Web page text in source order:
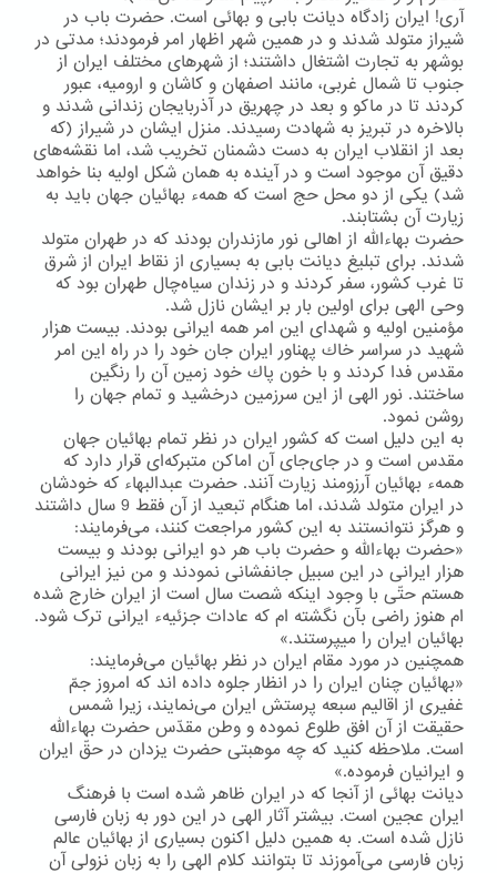
آری! ایران زادگاه دیانت بابی و بهائی است. حضرت باب در
شیراز متولد شدند و در همین شهر اظهار امر فرمودند؛ مدتی در
بوشهر به تجارت اشتغال داشتند؛ از شهرهای مختلف ایران از
جنوب تا شمال غربی، مانند اصفهان و كاشان و ارومیه، عبور
كردند تا در ماكو و بعد در چهریق در آذربایجان زندانی شدند و
بالاخره در تبریز به شهادت رسیدند. منزل ایشان در شیراز (كه
بعد از انقلاب ایران به دست دشمنان تخریب شد، اما نقشه‌های
دقیق آن موجود است و در آینده به همان شكل اولیه بنا خواهد
شد) یكی از دو محل حج است كه همهء بهائیان جهان باید به
زیارت آن بشتابند.
حضرت بهاءالله از اهالی نور مازندران بودند كه در طهران متولد
شدند. برای تبلیغ دیانت بابی به بسیاری از نقاط ایران از شرق
تا غرب كشور، سفر كردند و در زندان سیاه‌چال طهران بود كه
وحی الهی برای اولین بار بر ایشان نازل شد.
مؤمنین اولیه و شهدای این امر همه ایرانی بودند. بیست هزار
شهید در سراسر خاك پهناور ایران جان خود را در راه این امر
مقدس فدا كردند و با خون پاك خود زمین آن را رنگین
ساختند. نور الهی از این سرزمین درخشید و تمام جهان را
روشن نمود.
به این دلیل است كه كشور ایران در نظر تمام بهائیان جهان
مقدس است و در جای‌جای آن اماكن متبركه‌ای قرار دارد كه
همهء بهائیان آرزومند زیارت آنند. حضرت عبدالبهاء كه خودشان
در ایران متولد شدند، اما هنگام تبعید از آن فقط 9 سال داشتند
و هرگز نتوانستند به این كشور مراجعت كنند، می‌فرمایند:
«حضرت بهاءالله و حضرت باب هر دو ایرانی بودند و بیست
هزار ایرانی در این سبیل جانفشانی نمودند و من نیز ایرانی
هستم حتّی با وجود اینکه شصت سال است از ایران خارج شده
ام هنوز راضی بآن نگشته ام که عادات جزئیهء ایرانی ترک شود.
بهائیان ایران را میپرستند.»
همچنین در مورد مقام ایران در نظر بهائیان می‌فرمایند:
«بهائیان چنان ایران را در انظار جلوه داده اند که امروز جمّ
غفیری از اقالیم سبعه پرستش ایران می‌نمایند، زیرا شمس
حقیقت از آن افق طلوع نموده و وطن مقدّس حضرت بهاءالله
است. ملاحظه کنید که چه موهبتی حضرت یزدان در حقّ ایران
و ایرانیان فرموده.»
دیانت بهائی از آنجا كه در ایران ظاهر شده است با فرهنگ
ایران عجین است. بیشتر آثار الهی در این دور به زبان فارسی
نازل شده است. به همین دلیل اكنون بسیاری از بهائیان عالم
زبان فارسی می‌آموزند تا بتوانند كلام الهی را به زبان نزولی آن